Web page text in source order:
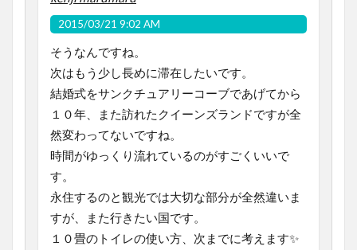
2015/03/21 9:02 AM
そうなんですね。
次はもう少し長めに滞在したいです。
結婚式をサンクチュアリーコーブであげてから
１０年、また訪れたクイーンズランドですが全
然変わってないですね。
時間がゆっくり流れているのがすごくいいで
す。
永住するのと観光では大切な部分が全然違いま
すが、また行きたい国です。
１０畳のトイレの使い方、次までに考えます✨